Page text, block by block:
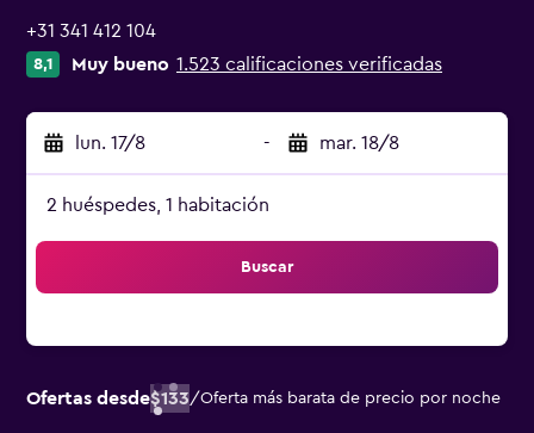
+31 341 412 104
8,1 Muy bueno 1.523 calificaciones verificadas
lun. 17/8 - mar. 18/8
2 huéspedes, 1 habitación
Buscar
Ofertas desde$133/Oferta más barata de precio por noche